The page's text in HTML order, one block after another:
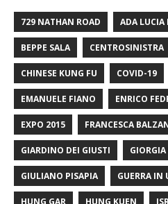
729 NATHAN ROAD ADA LUCIA
BEPPE SALA CENTROSINISTRA
CHINESE KUNG FU COVID-19
EMANUELE FIANO ENRICO
EXPO 2015 FRANCESCA
GIARDINO DEI GIUSTI
GIULIANO PISAPIA GUERRA IN
HUNG GAR HUNG KUEN